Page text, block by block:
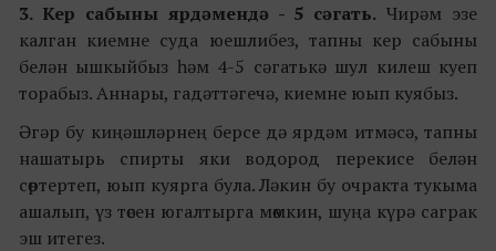
3. Кер сабыны ярдәмендә - 5 сәгать. Чирәм эзе
калган киемне суда юешлибез, тапны кер сабыны
белән ышкыйбыз һәм 4-5 сәгатькә шул килеш куеп
торабыз. Аннары, гадәттәгечә, киемне юып куябыз.
Әгәр бу киңәшләрнең берсе дә ярдәм итмәсә, тапны
нашатырь спирты яки водород перекисе белән
сөртертеп, юып куярга була. Ләкин бу очракта тукыма
ашалып, үз төсен югалтырга мөмкин, шуңа күрә саграк
эш итегез.